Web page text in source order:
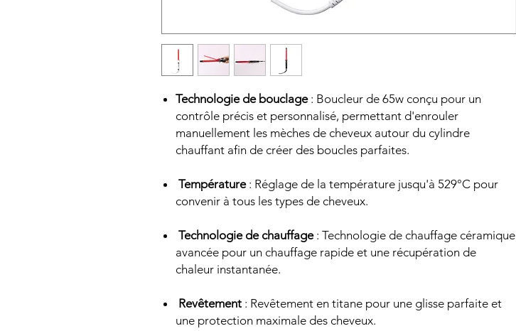
Technologie de bouclage: Boucleur de 65w conçu pour un
contrôle précis et personnalisé, permettant d'enrouler
manuellement les mèches de cheveux autour du cylindre
chauffant afin de créer des boucles parfaites.
Température: Réglage de la température jusqu'à 529°C pour
convenir à tous les types de cheveux.
Technologie de chauffage: Technologie de chauffage céramique
avancée pour un chauffage rapide et une récupération de
chaleur instantanée.
Revêtement : Revêtement en titane pour une glisse parfaite et
une protection maximale des cheveux.